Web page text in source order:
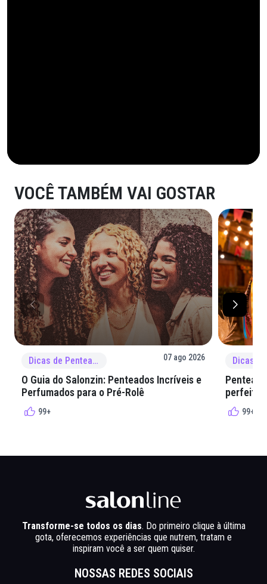
VOCÊ TAMBÉM VAI GOSTAR
Dicas de Penteado 07 ago 2026
O Guia do Salonzin: Penteados Incríveis e
Perfumados para o Pré-Rolê
99+
perfeita
99+
Transforme-se todos os dias. Do primeiro clique à última
gota, oferecemos experiências que nutrem, tratam e
inspiram você a ser quem quiser.
NOSSAS REDES SOCIAIS